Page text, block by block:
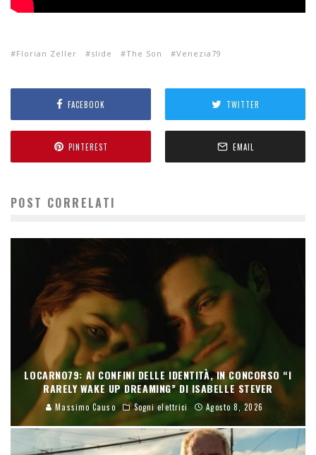
Florian Zeller slide The Son Venezia79
FACEBOOK TWITTER
PINTEREST EMAIL
POST CORRELATI
LOCARNO79: AI CONFINI DELLE IDENTITÀ, IN CONCORSO “I
RARELY WAKE UP DREAMING” DI ISABELLE STEVER
Massimo Causo Sogni elettrici Agosto 8, 2026